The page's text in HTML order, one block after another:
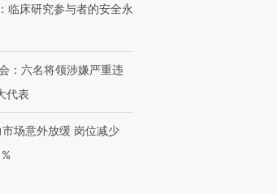
临床研究参与者的安全永
：六名将领涉嫌严重违
代表
场意外放缓 岗位减少